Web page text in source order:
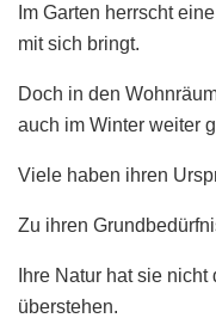
Im Garten herrscht
mit sich bringt.
Doch in den
auch im Winter weiter
Viele haben ihren
Zu ihren
Ihre Natur hat sie
überstehen.